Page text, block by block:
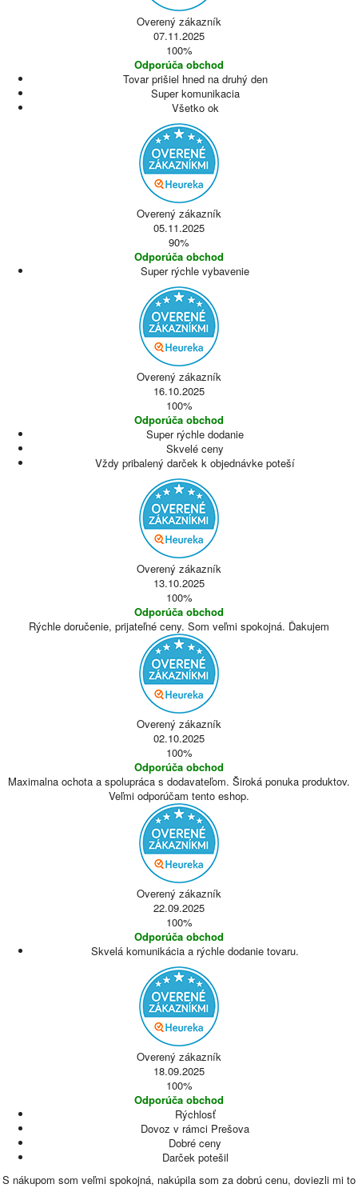
Overený zákazník
07.11.2025
100%
Odporúča obchod
Tovar prišiel hned na druhý den
Super komunikacia
Všetko ok
Overený zákazník
05.11.2025
90%
Odporúča obchod
Super rýchle vybavenie
Overený zákazník
16.10.2025
100%
Odporúča obchod
Super rýchle dodanie
Skvelé ceny
Vždy pribalený darček k objednávke poteší
Overený zákazník
13.10.2025
100%
Odporúča obchod
Rýchle doručenie, prijateľné ceny. Som veľmi spokojná. Ďakujem
Overený zákazník
02.10.2025
100%
Odporúča obchod
Maximalna ochota a spolupráca s dodavateľom. Široká ponuka produktov.
Veľmi odporúčam tento eshop.
Overený zákazník
22.09.2025
100%
Odporúča obchod
Skvelá komunikácia a rýchle dodanie tovaru.
Overený zákazník
18.09.2025
100%
Odporúča obchod
Rýchlosť
Dovoz v rámci Prešova
Dobré ceny
Darček potešil
S nákupom som veľmi spokojná, nakúpila som za dobrú cenu, doviezli mi to